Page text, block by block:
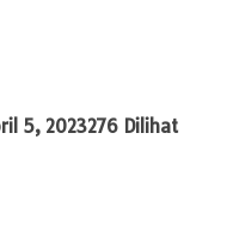
5, 2023276 Dilihat